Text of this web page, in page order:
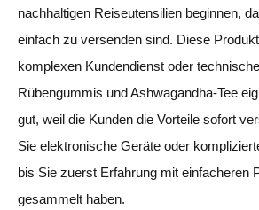
nachhaltigen Reiseutensilien beginnen,
einfach zu versenden sind. Diese
komplexen Kundendienst oder
Rübengummis und Ashwagandha-Tee
gut, weil die Kunden die Vorteile sofort
Sie elektronische Geräte oder
bis Sie zuerst Erfahrung mit einfacheren
gesammelt haben.